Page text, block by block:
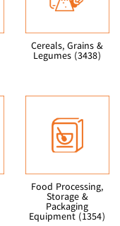
Cereals, Grains &
Legumes (3438)
Food Processing,
Storage &
Packaging
Equipment (1354)